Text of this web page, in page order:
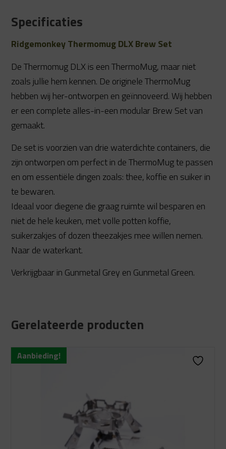
Specificaties
Ridgemonkey Thermomug DLX Brew Set
De Thermomug DLX is een ThermoMug, maar niet
zoals jullie hem kennen. De originele ThermoMug
hebben wij her-ontworpen en geïnnoveerd. Wij hebben
er een complete alles-in-een modular Brew Set van
gemaakt.
De set is voorzien van drie waterdichte containers, die
zijn ontworpen om perfect in de ThermoMug te passen
en om essentiële dingen zoals: thee, koffie en suiker in
te bewaren.
Ideaal voor diegene die graag ruimte wil besparen en
niet de hele keuken, met volle potten koffie,
suikerzakjes of dozen theezakjes mee willen nemen.
Naar de waterkant.
Verkrijgbaar in Gunmetal Grey en Gunmetal Green.
Gerelateerde producten
Aanbieding!